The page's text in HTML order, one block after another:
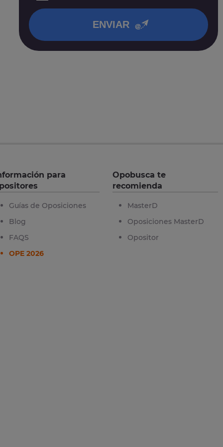
ENVIAR
para
Guías de Oposiciones
Blog
FAQS
OPE 2026
Opobusca te
recomienda
MasterD
Oposiciones MasterD
Opositor